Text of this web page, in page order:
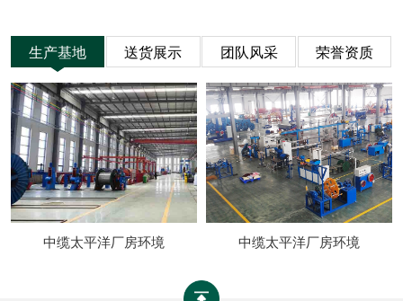
生产基地 送货展示 团队风采 荣誉资质
中缆太平洋厂房环境 中缆太平洋厂房环境